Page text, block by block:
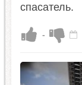
спасатель.
-